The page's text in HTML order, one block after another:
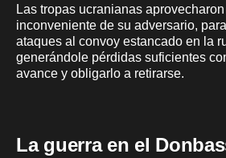
Las tropas ucranianas
inconveniente de su adversario,
ataques al convoy estancado en la
generándole pérdidas suficientes
avance y obligarlo a retirarse.
La guerra en el